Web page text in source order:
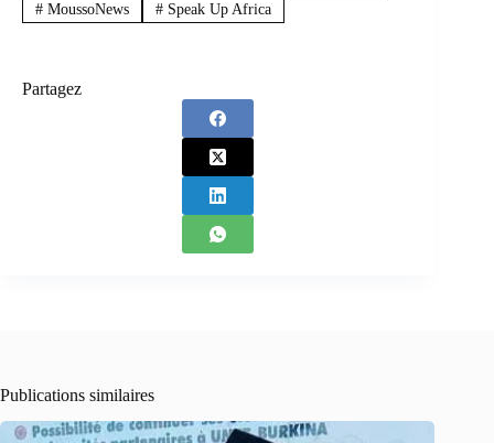
#MoussoNews #Speak Up Africa
Partagez
Publications similaires